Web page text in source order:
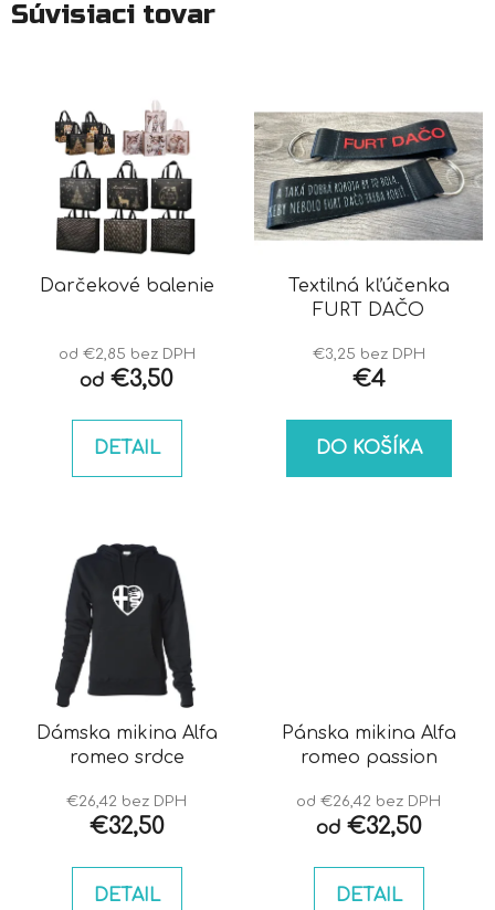
Súvisiaci tovar
Darčekové balenie
od €2,85 bez DPH
od €3,50
DETAIL
Textilná kľúčenka
FURT DAČO
€3,25 bez DPH
€4
DO KOŠÍKA
Dámska mikina Alfa
romeo srdce
€26,42 bez DPH
€32,50
DETAIL
Pánska mikina Alfa
romeo passion
od €26,42 bez DPH
od€32,50
DETAIL